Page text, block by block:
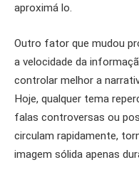
aproximá lo.
Outro fator que mudou
a velocidade da
controlar melhor a
Hoje, qualquer tema
falas controversas ou
circulam rapidamente,
imagem sólida apenas